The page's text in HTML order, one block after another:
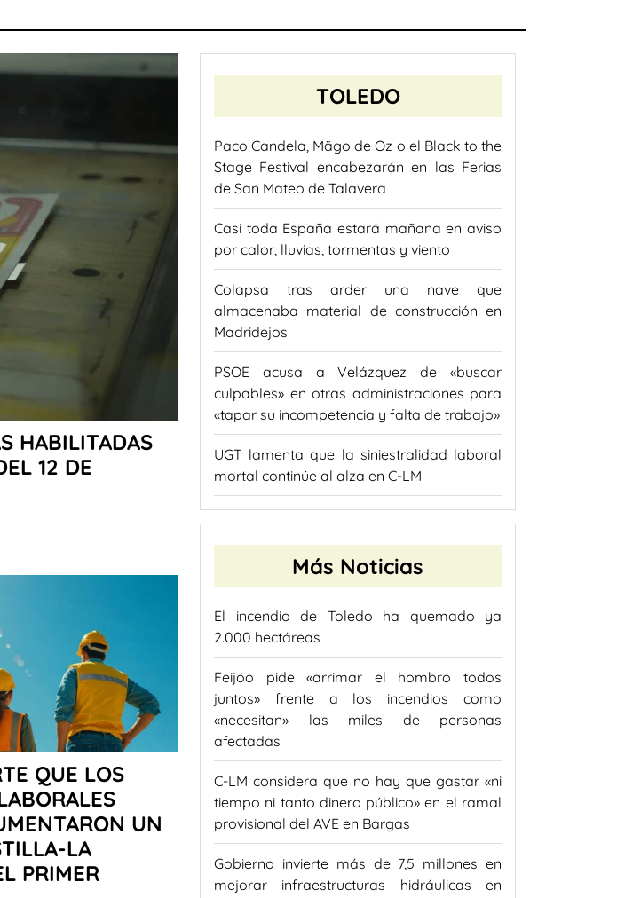
HABILITADAS
12 DE
QUE LOS
UN
LA
PRIMER
TOLEDO
Paco Candela, Mägo de Oz o el Black to the
Stage Festival encabezarán en las Ferias
de San Mateo de Talavera
Casi toda España estará mañana en aviso
por calor, lluvias, tormentas y viento
Colapsa tras arder una nave que
almacenaba material de construcción en
Madridejos
PSOE acusa a Velázquez de «buscar
culpables» en otras administraciones para
«tapar su incompetencia y falta de trabajo»
UGT lamenta que la siniestralidad laboral
mortal continúe al alza en C-LM
Más Noticias
El incendio de Toledo ha quemado ya
2.000 hectáreas
Feijóo pide «arrimar el hombro todos
juntos» frente a los incendios como
«necesitan» las miles de personas
afectadas
C-LM considera que no hay que gastar «ni
tiempo ni tanto dinero público» en el ramal
provisional del AVE en Bargas
Gobierno invierte más de 7,5 millones en
mejorar infraestructuras hidráulicas en